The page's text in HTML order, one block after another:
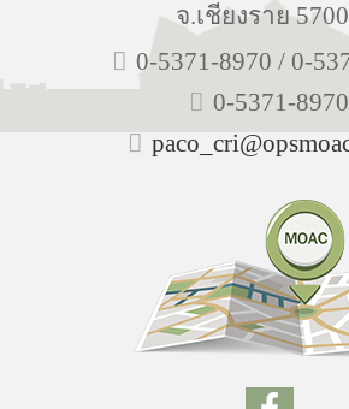
จ.เชียงราย
0-5371-8970 / 0-
0-5371-8970